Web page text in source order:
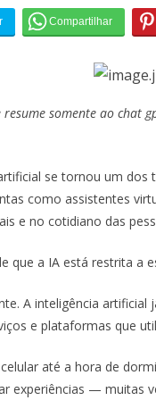
resume somente ao
se tornou um
como assistentes
e no cotidiano das
que a IA está restrita a
A inteligência
e plataformas que
até a hora de
experiências — muitas